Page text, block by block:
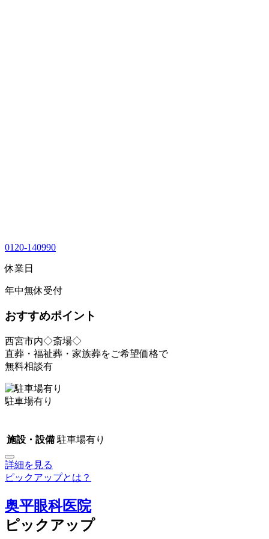
0120-140990
休業日
年中無休受付
おすすめポイント
西宮市内◇斎場◇
直葬・福祉葬・家族葬をご希望価格で
無料相談有
駐車場有り
施設・設備 駐車場有り
詳細を見る
ピックアップとは？
奥平眼科医院
ピックアップ